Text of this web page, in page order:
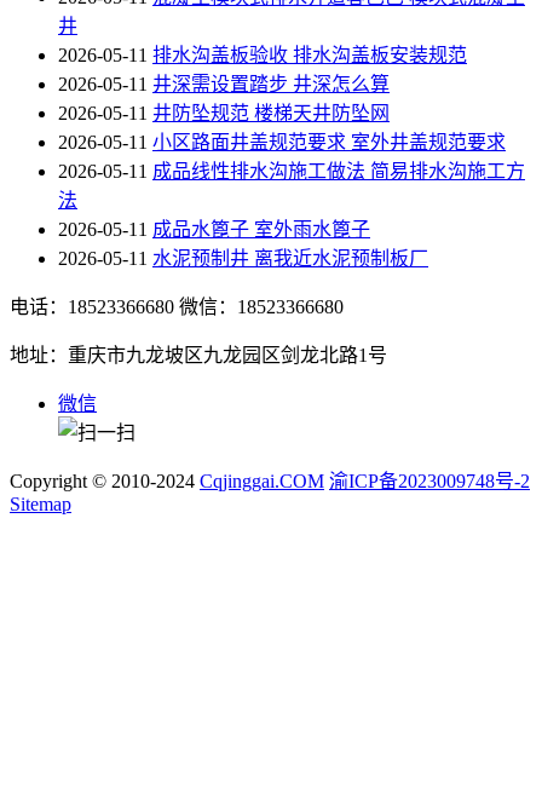
井
2026-05-11 排水沟盖板验收 排水沟盖板安装规范
2026-05-11 井深需设置踏步 井深怎么算
2026-05-11 井防坠规范 楼梯天井防坠网
2026-05-11 小区路面井盖规范要求 室外井盖规范要求
2026-05-11 成品线性排水沟施工做法 简易排水沟施工方
法
2026-05-11 成品水篦子 室外雨水篦子
2026-05-11 水泥预制井 离我近水泥预制板厂
电话：18523366680 微信：18523366680
地址：重庆市九龙坡区九龙园区剑龙北路1号
微信
Copyright © 2010-2024 Cqjinggai.COM 渝ICP备2023009748号-2
Sitemap